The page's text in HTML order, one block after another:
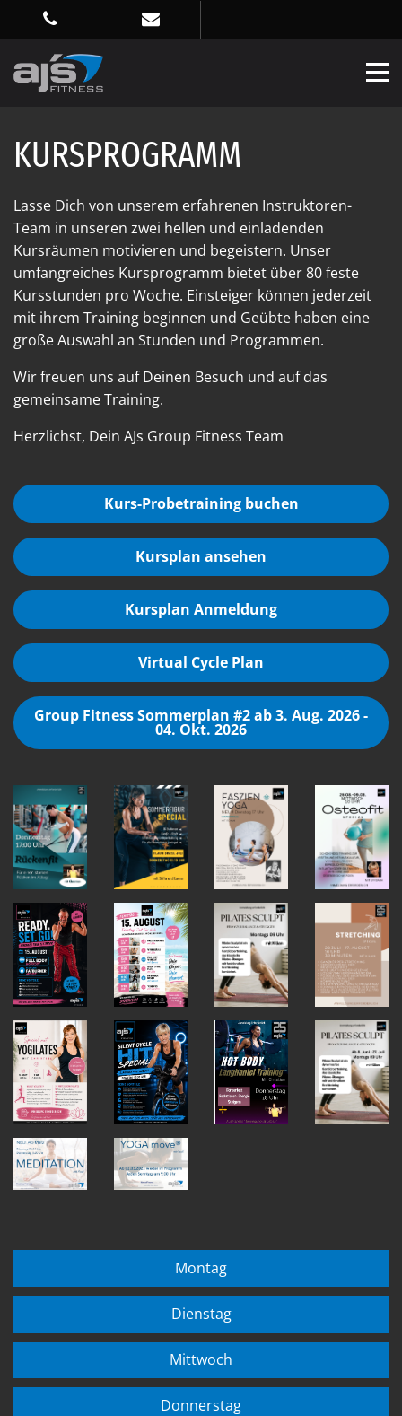
KURSPROGRAMM
Lasse Dich von unserem erfahrenen Instruktoren-
Team in unseren zwei hellen und einladenden
Kursräumen motivieren und begeistern. Unser
umfangreiches Kursprogramm bietet über 80 feste
Kursstunden pro Woche. Einsteiger können jederzeit
mit ihrem Training beginnen und Geübte haben eine
große Auswahl an Stunden und Programmen.
Wir freuen uns auf Deinen Besuch und auf das
gemeinsame Training.
Herzlichst, Dein AJs Group Fitness Team
Kurs-Probetraining buchen
Kursplan ansehen
Kursplan Anmeldung
Virtual Cycle Plan
Group Fitness Sommerplan #2 ab 3. Aug. 2026 -
04. Okt. 2026
Montag
Dienstag
Mittwoch
Donnerstag